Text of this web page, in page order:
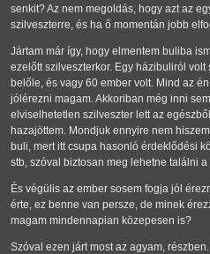
senkit? Az nem megoldás, hogy azt az
szilveszterre, és ha ő momentán jobb
Jártam már így, hogy elmentem buliba
ezelőtt szilveszterkor. Egy házibuliról
belőle, és vagy 60 ember volt. Mind az
jólérezni magam. Akkoriban még inni
elviselhetetlen szilveszter lett az
hazajöttem. Mondjuk ennyire nem
buli, mert itt csupa hasonló érdeklődési
stb, szóval biztosan meg lehetne találni a
És végülis az ember sosem fogja jól
érte, ez benne van persze, de minek
magam mindennapian közepesen is?
Szóval ezen járt most az agyam, részben.